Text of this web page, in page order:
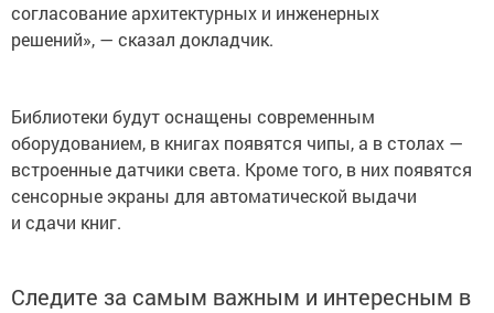
согласование архитектурных и инженерных
решений», — сказал докладчик.
Библиотеки будут оснащены современным
оборудованием, в книгах появятся чипы, а в столах —
встроенные датчики света. Кроме того, в них появятся
сенсорные экраны для автоматической выдачи
и сдачи книг.
Следите за самым важным и интересным в